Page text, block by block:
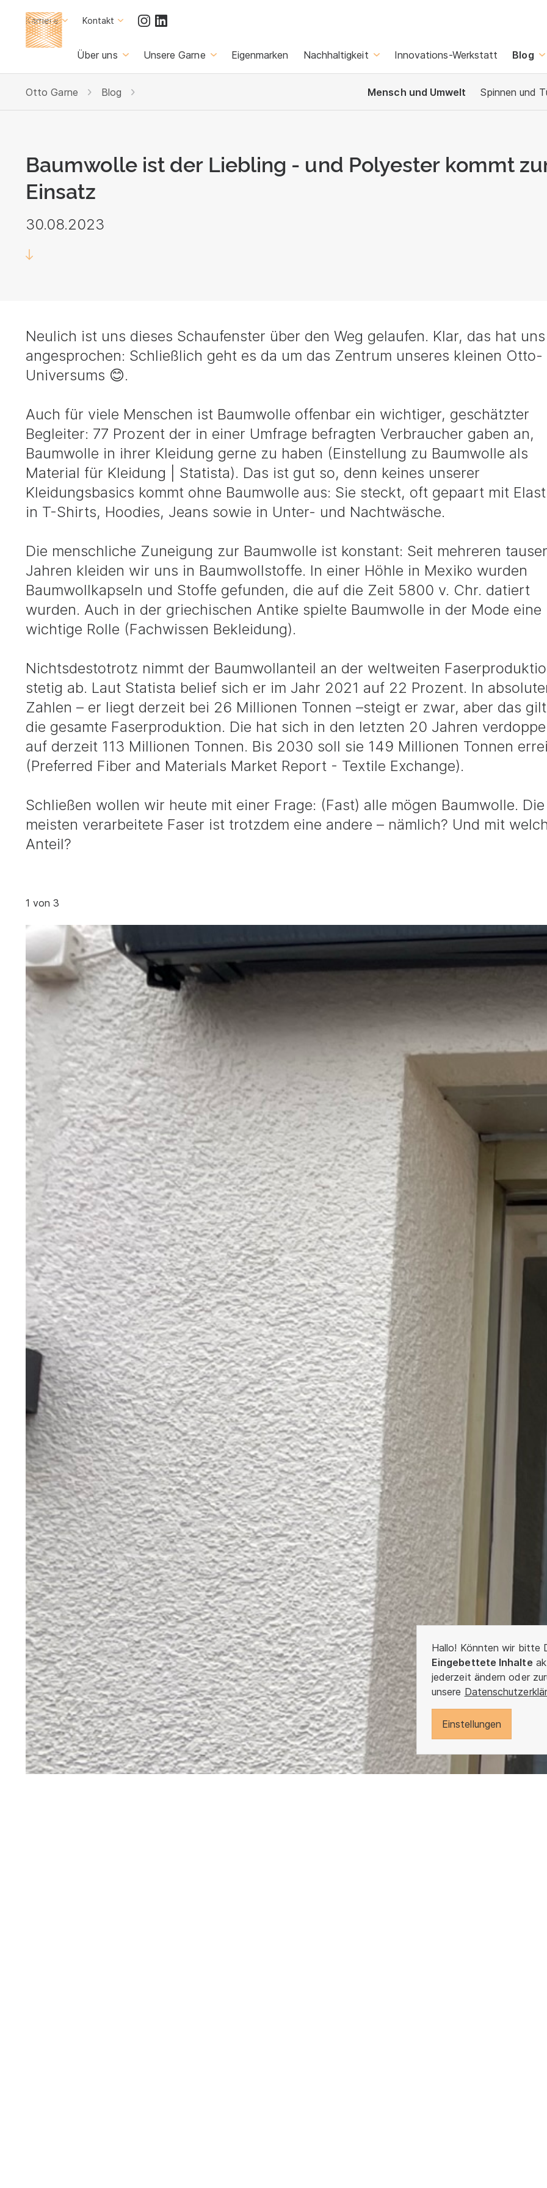
Über uns Unsere Garne Eigenmarken Nachhaltigkeit Innovations-Werkstatt Blog
Karriere Kontakt
Otto Garne Blog Mensch und Umwelt Spinnen und
Baumwolle ist der Liebling - und Polyester kommt
Einsatz
30.08.2023
Neulich ist uns dieses Schaufenster über den Weg gelaufen. Klar, das hat uns
angesprochen: Schließlich geht es da um das Zentrum unseres kleinen Otto-
Universums 😊.
Auch für viele Menschen ist Baumwolle offenbar ein wichtiger, geschätzter
Begleiter: 77 Prozent der in einer Umfrage befragten Verbraucher gaben an,
Baumwolle in ihrer Kleidung gerne zu haben (Einstellung zu Baumwolle als
Material für Kleidung | Statista). Das ist gut so, denn keines unserer
Kleidungsbasics kommt ohne Baumwolle aus: Sie steckt, oft gepaart mit
in T-Shirts, Hoodies, Jeans sowie in Unter- und Nachtwäsche.
Die menschliche Zuneigung zur Baumwolle ist konstant: Seit mehreren
Jahren kleiden wir uns in Baumwollstoffe. In einer Höhle in Mexiko wurden
Baumwollkapseln und Stoffe gefunden, die auf die Zeit 5800 v. Chr. datiert
wurden. Auch in der griechischen Antike spielte Baumwolle in der Mode eine
wichtige Rolle (Fachwissen Bekleidung).
Nichtsdestotrotz nimmt der Baumwollanteil an der weltweiten
stetig ab. Laut Statista belief sich er im Jahr 2021 auf 22 Prozent. In
Zahlen – er liegt derzeit bei 26 Millionen Tonnen –steigt er zwar, aber das
die gesamte Faserproduktion. Die hat sich in den letzten 20 Jahren
auf derzeit 113 Millionen Tonnen. Bis 2030 soll sie 149 Millionen Tonnen
(Preferred Fiber and Materials Market Report - Textile Exchange).
Schließen wollen wir heute mit einer Frage: (Fast) alle mögen Baumwolle.
meisten verarbeitete Faser ist trotzdem eine andere – nämlich? Und mit
Anteil?
1 von 3
Hallo! Könnten wir bitte
Eingebettete Inhalte
jederzeit ändern oder
unsere
Einstellungen